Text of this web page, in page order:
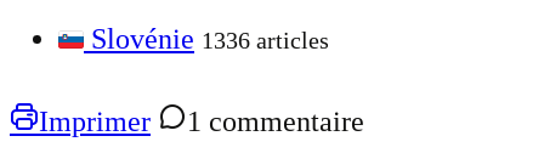
Slovénie 1336 articles
Imprimer
1 commentaire